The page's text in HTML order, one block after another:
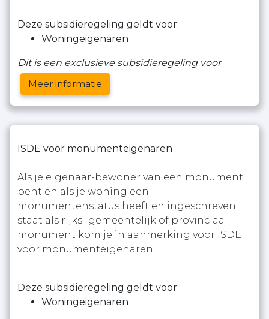
Deze subsidieregeling geldt voor:
Woningeigenaren
Dit is een exclusieve subsidieregeling voor
Meer informatie
ISDE voor monumenteigenaren
Als je eigenaar-bewoner van een monument
bent en als je woning een
monumentenstatus heeft en ingeschreven
staat als rijks- gemeentelijk of provinciaal
monument kom je in aanmerking voor ISDE
voor monumenteigenaren.
Deze subsidieregeling geldt voor:
Woningeigenaren